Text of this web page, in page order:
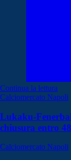
Continua la lettura
Calciomercato Napoli
Lukaku-
chiusura entro
Calciomercato Napoli